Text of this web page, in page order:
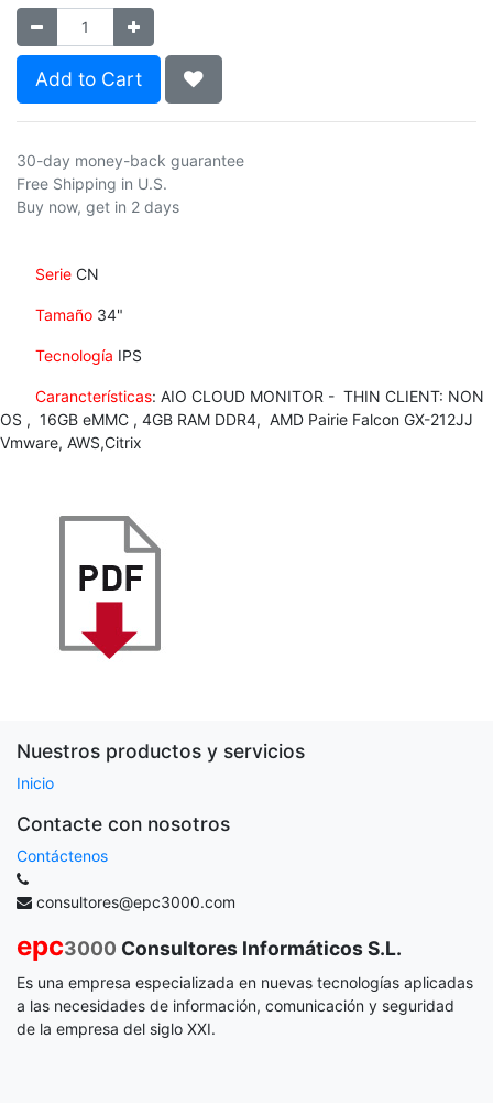
Add to Cart
30-day money-back guarantee
Free Shipping in U.S.
Buy now, get in 2 days
Serie CN
Tamaño 34"
Tecnología IPS
Carancterísticas: AIO CLOUD MONITOR - THIN CLIENT: NON
OS , 16GB eMMC , 4GB RAM DDR4, AMD Pairie Falcon GX-212JJ
Vmware, AWS,Citrix
Nuestros productos y servicios
Inicio
Contacte con nosotros
Contáctenos
consultores@epc3000.com
epc3000 Consultores Informáticos S.L.
Es una empresa especializada en nuevas tecnologías aplicadas
a las necesidades de información, comunicación y seguridad
de la empresa del siglo XXI.